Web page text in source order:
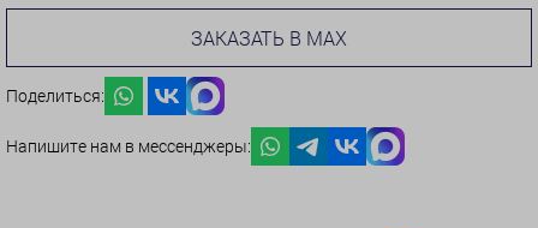
ЗАКАЗАТЬ В MAX
Поделиться:
Напишите нам в мессенджеры: